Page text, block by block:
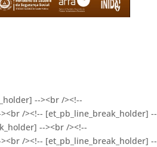
--><br /><!--
/><!-- [et_pb_line_break_holder] --
--><br /><!--
/><!-- [et_pb_line_break_holder] --